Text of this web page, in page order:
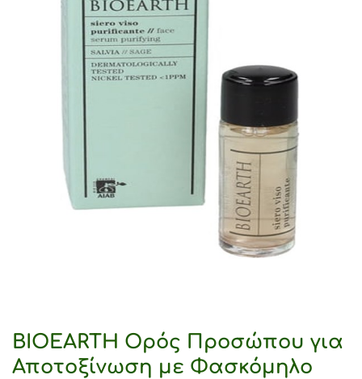
BIOEARTH Ορός Προσώπου για
Αποτοξίνωση με Φασκόμηλο